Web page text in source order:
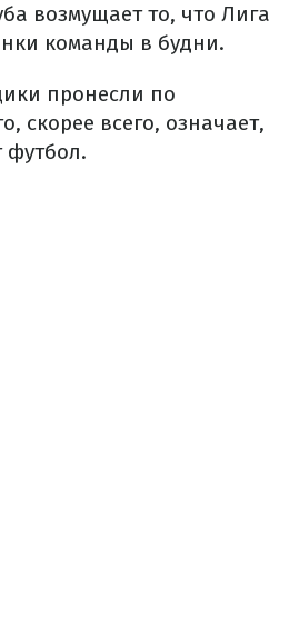
возмущает то, что Лига
команды в будни.
пронесли по
скорее всего, означает,
футбол.